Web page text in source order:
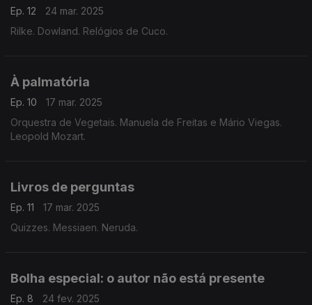
Ep. 12
24 mar. 2025
Rilke. Dowland. Relógios de Cuco.
À palmatória
Ep. 10
17 mar. 2025
Orquestra de Vegetais. Manuela de Freitas e Mário Viegas.
Leopold Mozart.
Livros de perguntas
Ep. 11
17 mar. 2025
Quizzes. Messiaen. Neruda.
Bolha especial: o autor não está presente
Ep. 8
24 fev. 2025